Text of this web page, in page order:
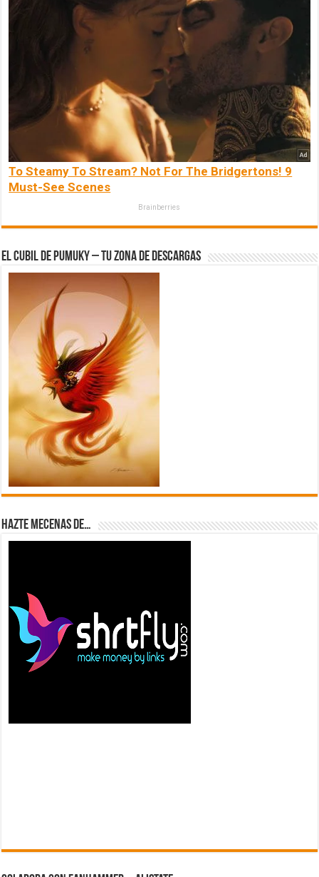
To Steamy To Stream? Not For The Bridgertons! 9
Must-See Scenes
Brainberries
El Cubil de Pumuky – Tu zona de Descargas
Hazte Mecenas de…